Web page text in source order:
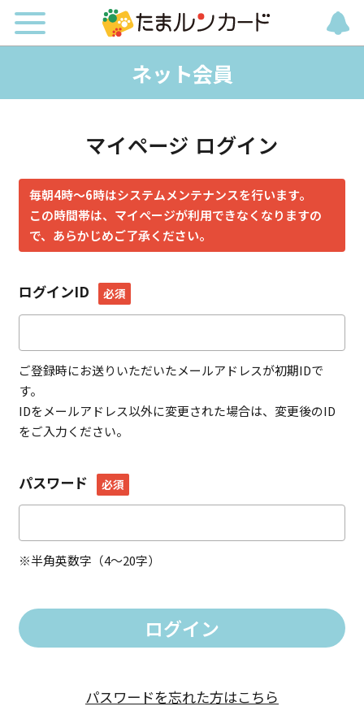
ネット会員
マイページ ログイン
毎朝4時～6時はシステムメンテナンスを行います。
この時間帯は、マイページが利用できなくなりますの
で、あらかじめご了承ください。
ログインID 必須
ご登録時にお送りいただいたメールアドレスが初期IDで
す。
IDをメールアドレス以外に変更された場合は、変更後のID
をご入力ください。
パスワード 必須
※半角英数字（4～20字）
パスワードを忘れた方はこちら